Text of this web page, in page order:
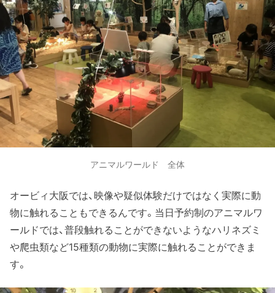
アニマルワールド 全体
オービィ大阪では、映像や疑似体験だけではなく実際に動
物に触れることもできるんです。当日予約制のアニマルワ
ールドでは、普段触れることができないようなハリネズミ
や爬虫類など15種類の動物に実際に触れることができま
す。